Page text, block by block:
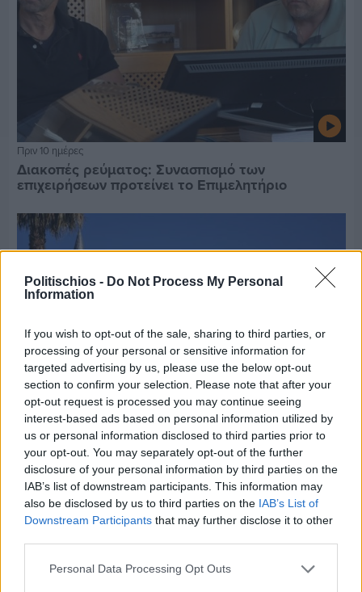
Politischios - Do Not Process My Personal
Information
If you wish to opt-out of the sale, sharing to third parties, or
processing of your personal or sensitive information for
targeted advertising by us, please use the below opt-out
section to confirm your selection. Please note that after your
opt-out request is processed you may continue seeing
interest-based ads based on personal information utilized by
us or personal information disclosed to third parties prior to
your opt-out. You may separately opt-out of the further
disclosure of your personal information by third parties on the
IAB’s list of downstream participants. This information may
also be disclosed by us to third parties on the IAB’s List of
Downstream Participants that may further disclose it to other
Personal Data Processing Opt Outs
Πριν 10 ημέρες
Διακοπές ρεύματος: Συνασπισμό των
επιχειρήσεων προτείνει το Επιμελητήριο
Πριν 10 ημέρες
5ημερη εκδρομή σε Προύσα - Κωνσταντινούπολη
με το Sunrise Tours